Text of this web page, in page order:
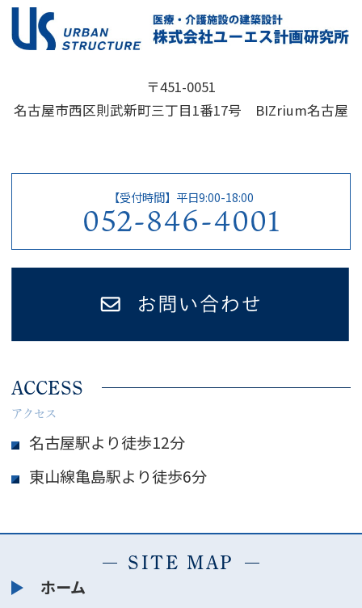
〒451-0051
名古屋市西区則武新町三丁目1番17号 BIZrium名古屋
【受付時間】平日9:00-18:00
052-846-4001
ACCESS
アクセス
名古屋駅より徒歩12分
東山線亀島駅より徒歩6分
SITE MAP
ホーム